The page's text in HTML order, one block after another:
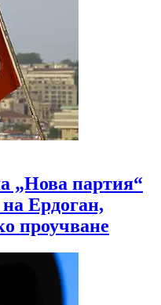
„Нова партия“
Ердоган,
проучване